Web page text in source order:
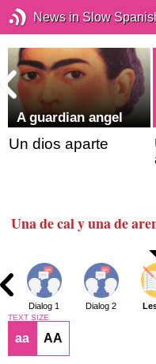
News in Slow
A guardian angel
Un dios aparte
Una de cal y una de
Dialog 1 Dialog 2
TEXT SIZE
aa AA